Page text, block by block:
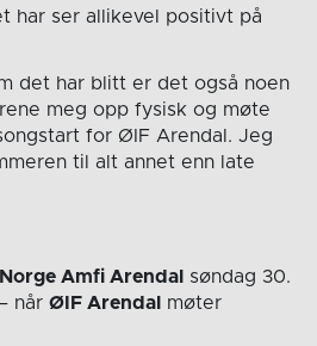
har ser allikevel positivt på
det har blitt er det også noen
meg opp fysisk og møte
for ØIF Arendal. Jeg
til alt annet enn late
Amfi Arendal
søndag 30.
– når ØIF Arendal
møter